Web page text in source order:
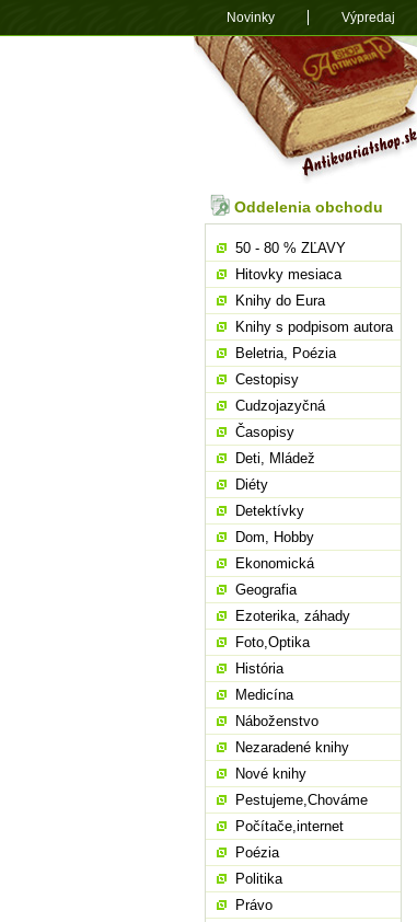
Oddelenia obchodu
50 - 80 % ZĽAVY
Hitovky mesiaca
Knihy do Eura
Knihy s podpisom autora
Beletria, Poézia
Cestopisy
Cudzojazyčná
Časopisy
Deti, Mládež
Diéty
Detektívky
Dom, Hobby
Ekonomická
Geografia
Ezoterika, záhady
Foto,Optika
História
Medicína
Náboženstvo
Nezaradené knihy
Nové knihy
Pestujeme,Chováme
Počítače,internet
Poézia
Politika
Právo
Novinky Výpredaj